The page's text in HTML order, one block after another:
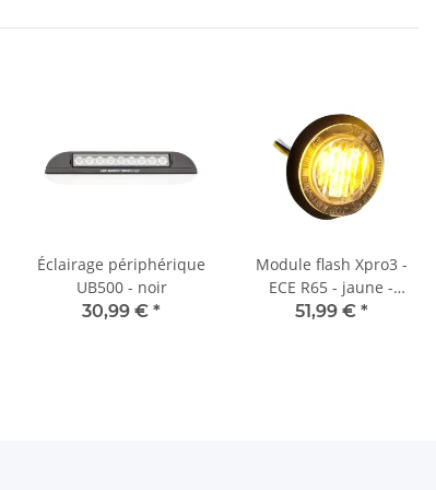
Éclairage périphérique
UB500 - noir
30,99 € *
Module flash Xpro3 -
ECE R65 - jaune -
escamotable - rond
51,99 € *